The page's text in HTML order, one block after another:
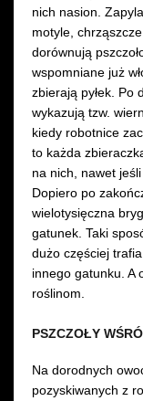
nich nasion.
motyle,
dorównują
wspomniane już
zbierają pyłek. Po
wykazują tzw.
kiedy robotnice
to każda
na nich, nawet
Dopiero po
wielotysięczna
gatunek. Taki
dużo częściej
innego gatunku. A
roślinom.
PSZCZOŁY
Na dorodnych
pozyskiwanych z